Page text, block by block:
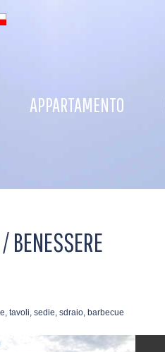
APPARTAMENTO
BENESSERE
tavoli, sedie, sdraio, barbecue